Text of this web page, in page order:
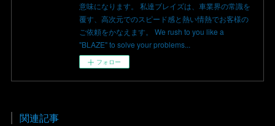
意味になります。 私達ブレイズは、車業界の常識を
覆す、高次元でのスピード感と熱い情熱でお客様の
ご依頼をかなえます。 We rush to you like a
"BLAZE" to solve your problems...
フォロー
関連記事